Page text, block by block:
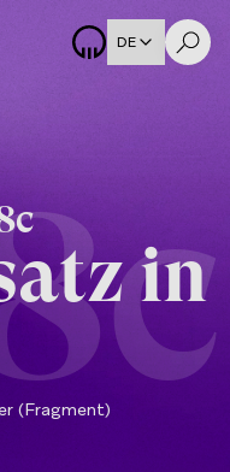
DE
in
(Fragment)